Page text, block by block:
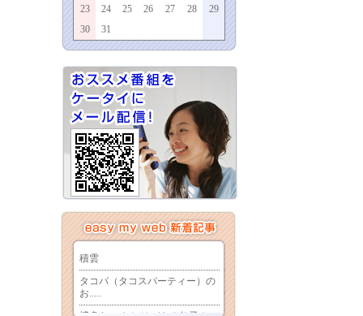
23
24 25 26 27 28
29
30
31